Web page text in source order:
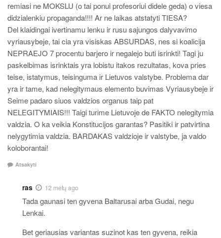
remiasi ne MOKSLU (o tai ponui profesoriui didele geda) o viesa
didzialenkiu propaganda!!!! Ar ne laikas atstatyti TIESA?
Del klaidingai ivertinamu lenku ir rusu sajungos dalyvavimo
vyriausybeje, tai cia yra visiskas ABSURDAS, nes si koalicija
NEPRAEJO 7 procentu barjero ir negalejo buti isrinkti! Tagi ju
paskelbimas isrinktais yra lobistu itakos rezultatas, kova pries
teise, istatymus, teisinguma ir Lietuvos valstybe. Problema dar
yra ir tame, kad nelegitymaus elemento buvimas Vyriausybeje ir
Seime padaro siuos valdzios organus taip pat
NELEGITYMIAIS!!! Taigi turime Lietuvoje de FAKTO nelegitymia
valdzia. O ka veikia Konstitucijos garantas? Pasitiki ir patvirtina
nelygytimia valdzia. BARDAKAS valdzioje ir valstybe, ja valdo
koloborantai!
Atsakyti
ras 12 metų ago
Tada gaunasi ten gyvena Baltarusai arba Gudai, negu
Lenkai.
Bet geriausias variantas suzinot kas ten gyvena, reikia